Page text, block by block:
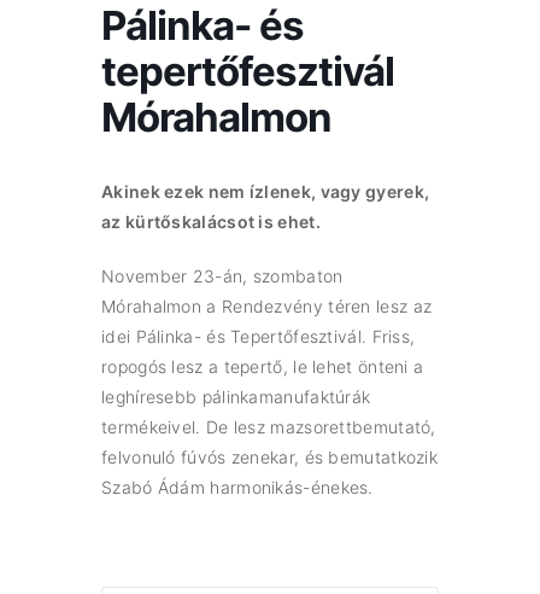
Pálinka- és
tepertőfesztivál
Mórahalmon
Akinek ezek nem ízlenek, vagy gyerek,
az kürtőskalácsot is ehet.
November 23-án, szombaton
Mórahalmon a Rendezvény téren lesz az
idei Pálinka- és Tepertőfesztivál. Friss,
ropogós lesz a tepertő, le lehet önteni a
leghíresebb pálinkamanufaktúrák
termékeivel. De lesz mazsorettbemutató,
felvonuló fúvós zenekar, és bemutatkozik
Szabó Ádám harmonikás-énekes.